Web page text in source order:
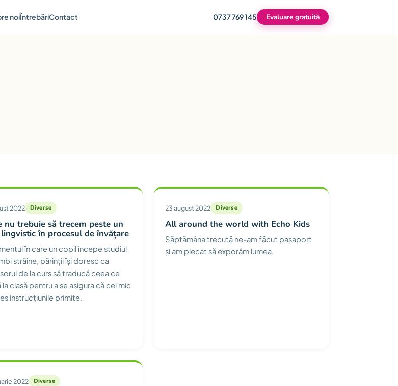
noiÎntrebăriContact 0737 769 145 Evaluare gratuită
2022 Diverse
nu trebuie să trecem peste un
în procesul de învățare
în care un copil începe studiul
străine, părinții își doresc ca
de la curs să traducă ceea ce
clasă pentru a se asigura că cel mic
instrucțiunile primite.
23 august 2022 Diverse
All around the world with Echo Kids
Săptămâna trecută ne-am făcut pașaport
și am plecat să exporăm lumea.
2022 Diverse